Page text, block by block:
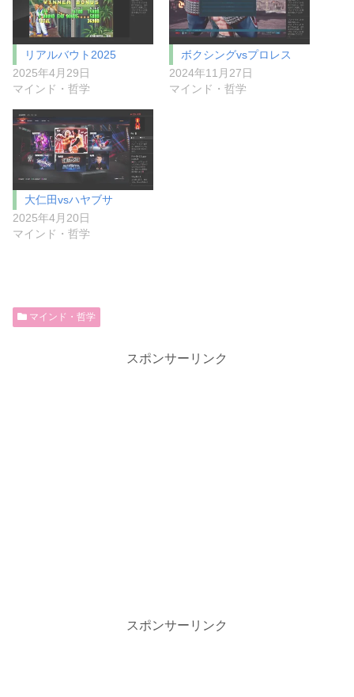
リアルバウト2025
2025年4月29日
マインド・哲学
ボクシングvsプロレス
2024年11月27日
マインド・哲学
大仁田vsハヤブサ
2025年4月20日
マインド・哲学
マインド・哲学
スポンサーリンク
スポンサーリンク